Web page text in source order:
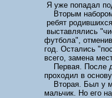
Я уже попадал
Вторым набором
ребят
выставлялись
футбола",
год. Остались
всего, замена
Первая. После
проходил в
Вторая. Был у
мальчик. Но его